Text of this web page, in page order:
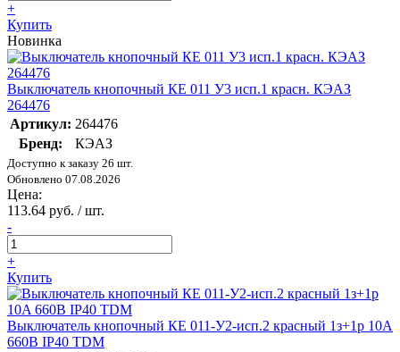
+
Купить
Новинка
Выключатель кнопочный КЕ 011 У3 исп.1 красн. КЭАЗ
264476
Артикул: 264476
Бренд:
КЭАЗ
Доступно к заказу 26 шт.
Обновлено 07.08.2026
Цена:
113.64 руб. / шт.
-
+
Купить
Выключатель кнопочный КЕ 011-У2-исп.2 красный 1з+1р 10A
660B IP40 TDM